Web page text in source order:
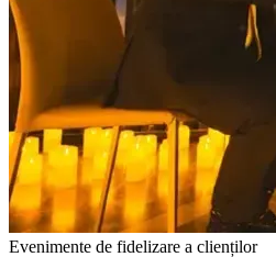
Evenimente de fidelizare a clienților